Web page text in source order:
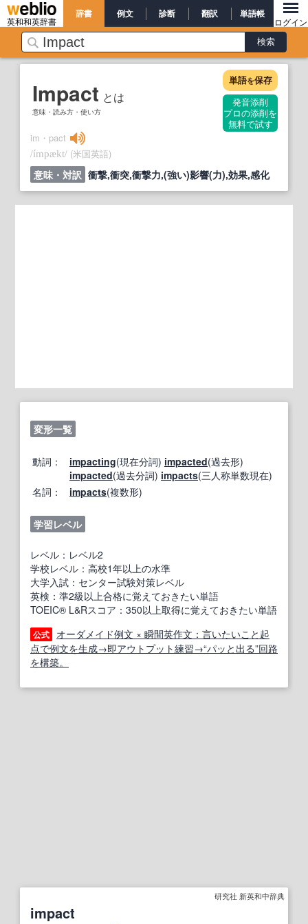
英和和英辞書
辞書 例文 診断 翻訳 単語帳
ログイン
Impact とは
意味・読み方・使い方
単語を保存
発音添削
プロの添削を
無料で試す
im・pact
/ímpækt/ (米国英語)
意味・対訳 衝撃,衝突,衝撃力,(強い)影響(力),効果,感化
変形一覧
動詞： impacting(現在分詞) impacted(過去形)
impacted(過去分詞) impacts(三人称単数現在)
名詞：
impacts(複数形)
学習レベル
レベル：レベル2
学校レベル：高校1年以上の水準
大学入試：センター試験対策レベル
英検：準2級以上合格に覚えておきたい単語
TOEIC® L&Rスコア：350以上取得に覚えておきたい単語
公式
オーダメイド例文 × 瞬間英作文：言いたいこと起
点で例文を生成→即アウトプット練習→“パッと出る”回路
を構築。
研究社 新英和中辞典
impact